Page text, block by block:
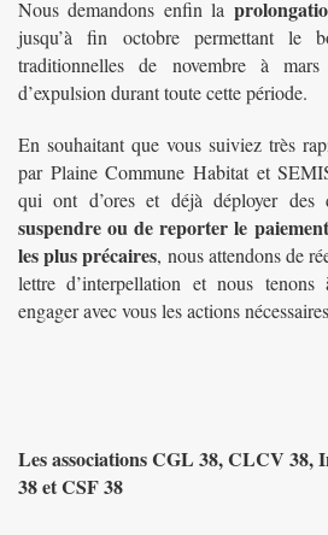
Nous demandons enfin la
jusqu’à fin octobre permettant le
traditionnelles de novembre à
d’expulsion durant toute cette période.
En souhaitant que vous suiviez très
par Plaine Commune Habitat et
qui ont d’ores et déjà déployer des
suspendre ou de reporter le
les plus précaires, nous attendons de
lettre d’interpellation et nous
engager avec vous les actions
Les associations CGL 38, CLCV 38,
38 et CSF 38